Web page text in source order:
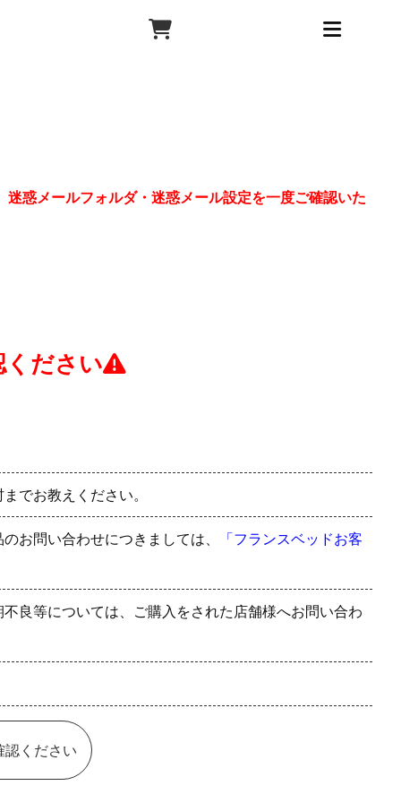
惑メールフォルダ・迷惑メール設定を一度ご確認いた
ください
でお教えください。
お問い合わせにつきましては、 「フランスベッドお客
良等については、ご購入をされた店舗様へお問い合わ
認ください